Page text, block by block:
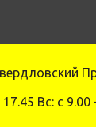
Вс: c 9.00